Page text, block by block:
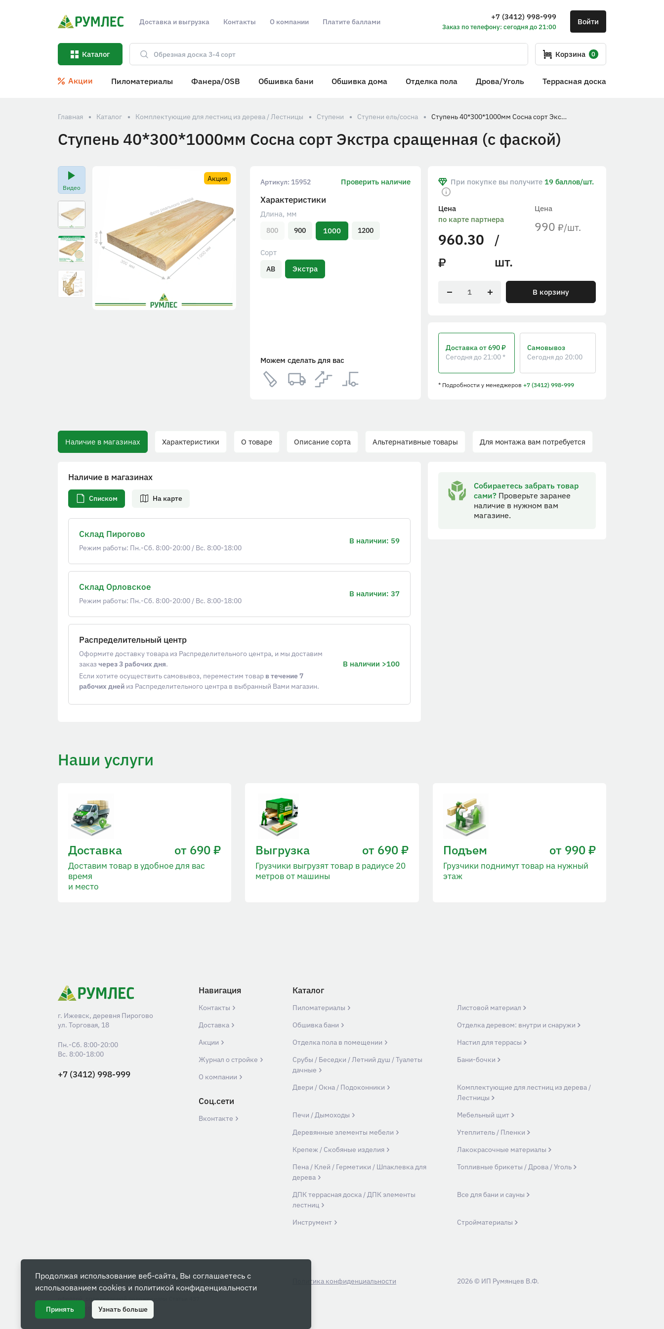
Доставка и выгрузка Контакты О компании Платите баллами
+7 (3412) 998-999
Заказ по телефону: сегодня до 21:00
Войти
Каталог Корзина 0
Акции Пиломатериалы Фанера/OSB Обшивка бани Обшивка дома Отделка пола Дрова/Уголь Террасная доска
Главная Каталог Комплектующие для лестниц из дерева / Лестницы Ступени Ступени ель/сосна Ступень 40*300*1000мм Сосна сорт Экстра сращенная (с фаской)
Ступень 40*300*1000мм Сосна сорт Экстра сращенная (с фаской)
Акция
Видео
Артикул: 15952 Проверить наличие
Характеристики
Длина, мм
800 900 1000 1200
Сорт
АВ Экстра
Можем сделать для вас
При покупке вы получите 19 баллов/шт.
Цена
990 ₽/шт.
Цена
по карте партнера
960.30
₽
/
шт.
В корзину
Доставкаот 690 ₽
Сегодня до 21:00 *
Самовывоз
Сегодня до 20:00
* Подробностиу менеджеров+7 (3412) 998-999
Наличие в магазинах Характеристики О товаре Описание сорта Альтернативные товары Для монтажа вам потребуется
Наличие в магазинах
Списком На карте
Склад Пирогово
Режим работы: Пн.-Сб. 8:00-20:00 / Вс. 8:00-18:00
В наличии: 59
Склад Орловское
Режим работы: Пн.-Сб. 8:00-20:00 / Вс. 8:00-18:00
В наличии: 37
Распределительный центр
Оформите доставку товара из Распределительного центра, и мы доставим
заказ через 3 рабочих дня.
Если хотите осуществить самовывоз, переместим товар в течение 7
рабочих дней из Распределительного центра в выбранный Вами магазин.
В наличии >100
Собираетесь забрать товар
сами?Проверьте заранее
наличие в нужном вам
магазине.
Наши услуги
Доставка от 690 ₽
Доставим товар в удобное для вас
время
и место
Выгрузка от 690 ₽
Грузчики выгрузят товар в радиусе 20
метров от машины
Подъем от 990 ₽
Грузчики поднимут товар на нужный
этаж
г. Ижевск, деревня Пирогово
ул. Торговая, 18
+7 (3412) 998-999
Пн.-Сб. 8:00-20:00
Вс. 8:00-18:00
Навигация
Контакты
Доставка
Акции
Журнал о стройке
О компании
Соц.сети
Вконтакте
Каталог
Пиломатериалы
Листовой материал
Обшивка бани
Отделка деревом: внутри и снаружи
Отделка пола в помещении
Настил для террасы
Срубы / Беседки / Летний душ / Туалеты
дачные
Бани-бочки
Двери / Окна / Подоконники
Комплектующие для лестниц из дерева /
Лестницы
Печи / Дымоходы
Мебельный щит
Деревянные элементы мебели
Утеплитель / Пленки
Крепеж / Скобяные изделия
Лакокрасочные материалы
Пена / Клей / Герметики / Шпаклевка для
дерева
Топливные брикеты / Дрова / Уголь
ДПК террасная доска / ДПК элементы
лестниц
Все для бани и сауны
Инструмент Стройматериалы
Вся информация на данном сайте носит ознакомительный
характер и ни при каких условиях не является публичной
офертой, определяемой положениями Статьи 437
Гражданского кодекса РФ.
Политика конфиденциальности 2026 © ИП Румянцев В.Ф.
Продолжая использование веб-сайта, Вы соглашаетесь с
использованием cookies и политикой конфиденциальности
Принять Узнать больше